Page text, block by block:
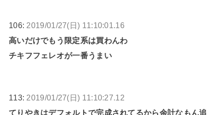
106: 2019/01/27(日) 11:10:01.16
高いだけでもう限定系は買わんわ
チキフフェレオが一番うまい
113: 2019/01/27(日) 11:10:27.12
てりやきはデフォルトで完成されてるから余計なもん追